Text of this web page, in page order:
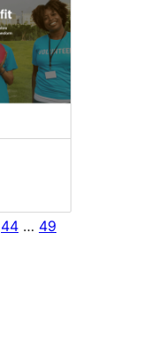
44 … 49